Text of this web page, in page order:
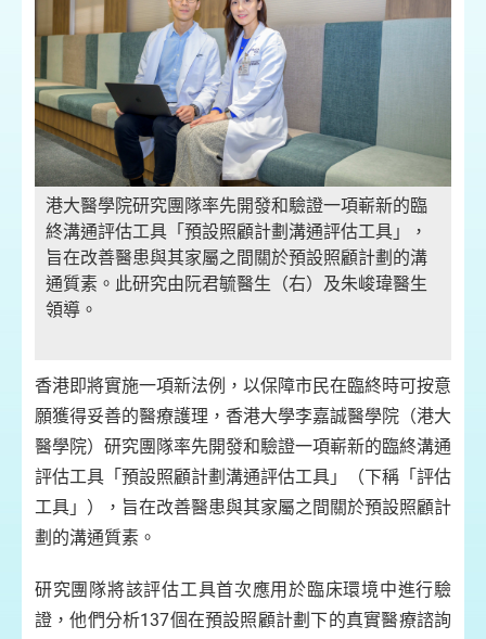
港大醫學院研究團隊率先開發和驗證一項嶄新的臨
終溝通評估工具「預設照顧計劃溝通評估工具」，
旨在改善醫患與其家屬之間關於預設照顧計劃的溝
通質素。此研究由阮君毓醫生（右）及朱峻瑋醫生
領導。
香港即將實施一項新法例，以保障市民在臨終時可按意
願獲得妥善的醫療護理，香港大學李嘉誠醫學院（港大
醫學院）研究團隊率先開發和驗證一項嶄新的臨終溝通
評估工具「預設照顧計劃溝通評估工具」（下稱「評估
工具」），旨在改善醫患與其家屬之間關於預設照顧計
劃的溝通質素。
研究團隊將該評估工具首次應用於臨床環境中進行驗
證，他們分析137個在預設照顧計劃下的真實醫療諮詢